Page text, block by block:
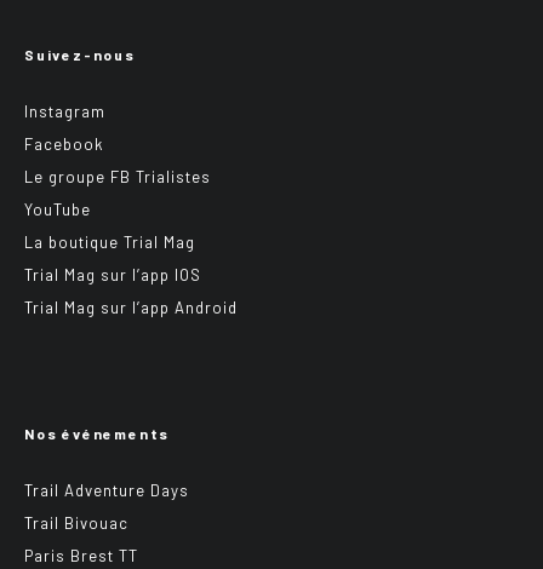
Suivez-nous
Instagram
Facebook
Le groupe FB Trialistes
YouTube
La boutique Trial Mag
Trial Mag sur l’app IOS
Trial Mag sur l’app Android
Nos événements
Trail Adventure Days
Trail Bivouac
Paris Brest TT